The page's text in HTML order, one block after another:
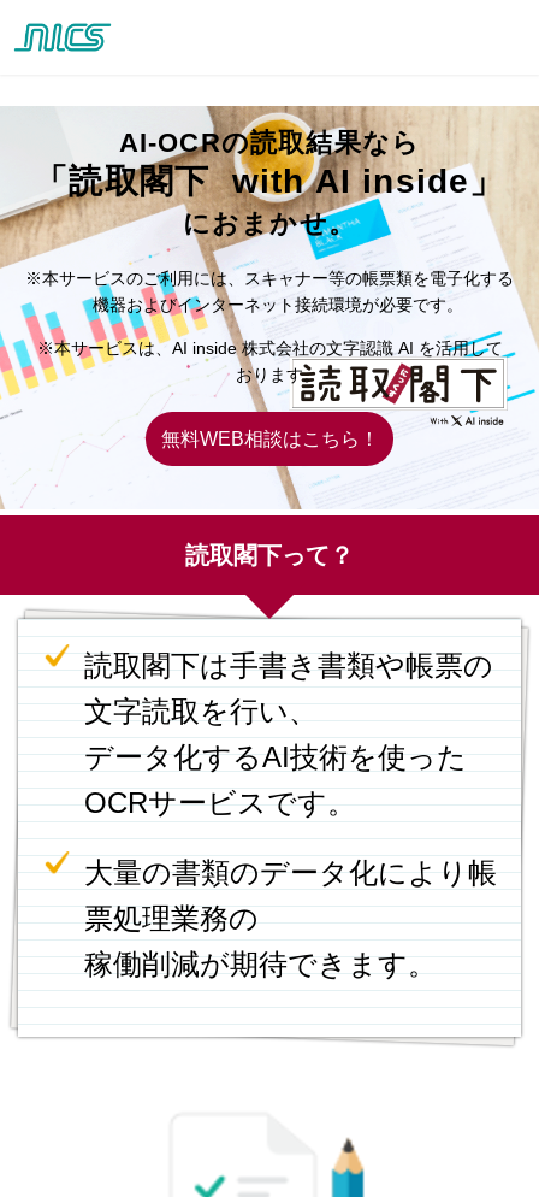
AI-OCRの読取結果なら
「読取閣下 with AI inside」
におまかせ。
※本サービスのご利用には、スキャナー等の帳票類を電子化する
機器およびインターネット接続環境が必要です。
※本サービスは、AI inside 株式会社の文字認識 AI を活用して
おります。
無料WEB相談はこちら！
読取閣下って？
読取閣下は手書き書類や帳票の
文字読取を行い、
データ化するAI技術を使った
OCRサービスです。
大量の書類のデータ化により帳
票処理業務の
稼働削減が期待できます。